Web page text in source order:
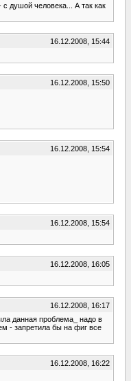
душой человека... А так как
16.12.2008, 15:44
16.12.2008, 15:50
16.12.2008, 15:54
16.12.2008, 15:54
16.12.2008, 16:05
16.12.2008, 16:17
данная проблема_ надо в
- запретила бы на фиг все
16.12.2008, 16:22